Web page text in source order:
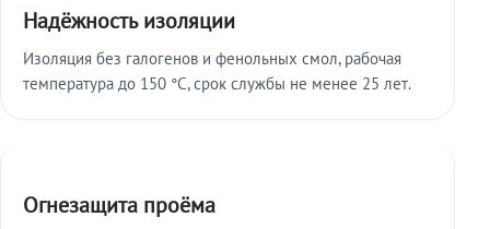
Надёжность изоляции
Изоляция без галогенов и фенольных смол, рабочая
температура до 150 °C, срок службы не менее 25 лет.
Огнезащита проёма